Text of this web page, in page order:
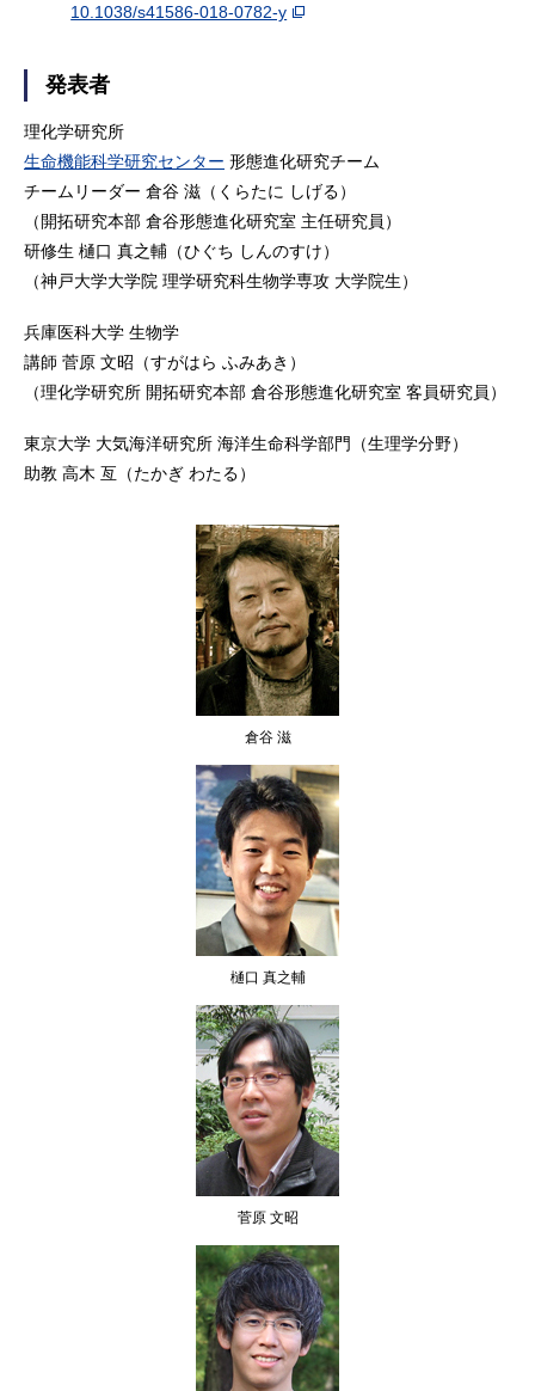
10.1038/s41586-018-0782-y
発表者
理化学研究所
生命機能科学研究センター 形態進化研究チーム
チームリーダー 倉谷 滋（くらたに しげる）
（開拓研究本部 倉谷形態進化研究室 主任研究員）
研修生 樋口 真之輔（ひぐち しんのすけ）
（神戸大学大学院 理学研究科生物学専攻 大学院生）
兵庫医科大学 生物学
講師 菅原 文昭（すがはら ふみあき）
（理化学研究所 開拓研究本部 倉谷形態進化研究室 客員研究員）
東京大学 大気海洋研究所 海洋生命科学部門（生理学分野）
助教 高木 亙（たかぎ わたる）
倉谷 滋
樋口 真之輔
菅原 文昭